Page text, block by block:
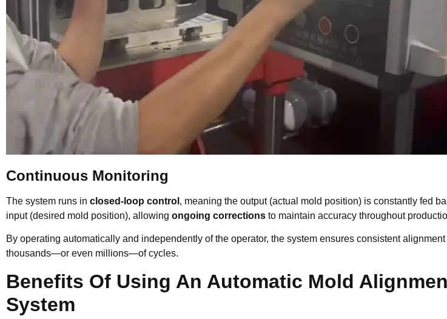
Continuous Monitoring
The system runs in closed-loop control , meaning the output (actual mold position) is constantly fed
input (desired mold position), allowing ongoing corrections to maintain accuracy throughout
By operating automatically and independently of the operator, the system ensures consistent
thousands—or even millions—of cycles.
Benefits Of Using An Automatic Mold
System